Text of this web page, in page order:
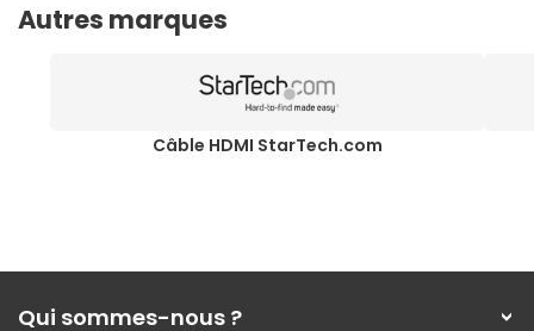
Autres marques
Câble HDMI StarTech.com
Qui sommes-nous ?